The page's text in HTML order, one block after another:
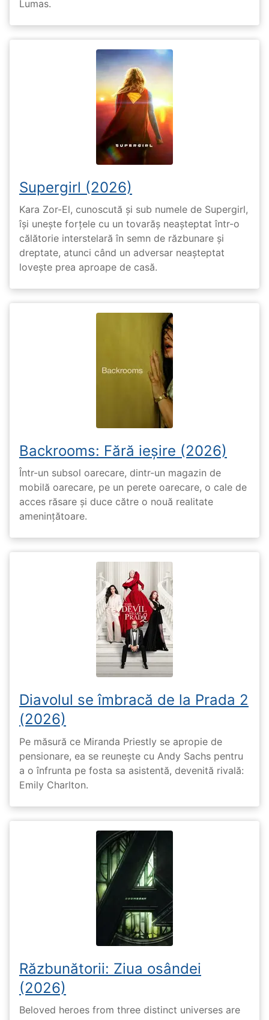
Lumas.
Supergirl (2026)
Kara Zor-El, cunoscută și sub numele de Supergirl,
își unește forțele cu un tovarăș neașteptat într-o
călătorie interstelară în semn de răzbunare și
dreptate, atunci când un adversar neașteptat
lovește prea aproape de casă.
Backrooms: Fără ieșire (2026)
Într-un subsol oarecare, dintr-un magazin de
mobilă oarecare, pe un perete oarecare, o cale de
acces răsare și duce către o nouă realitate
amenințătoare.
Diavolul se îmbracă de la Prada 2
(2026)
Pe măsură ce Miranda Priestly se apropie de
pensionare, ea se reunește cu Andy Sachs pentru
a o înfrunta pe fosta sa asistentă, devenită rivală:
Emily Charlton.
Răzbunătorii: Ziua osândei
(2026)
Beloved heroes from three distinct universes are